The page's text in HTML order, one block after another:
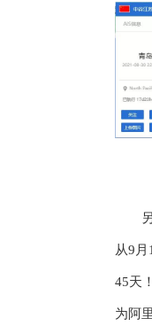
从9
45天
为阿